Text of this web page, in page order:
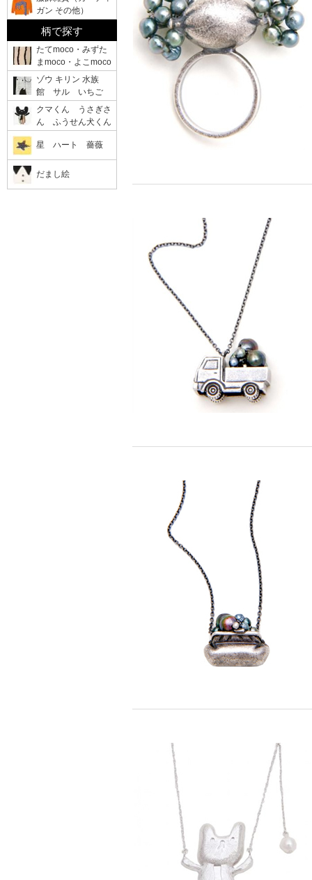
ガン その他）
柄で探す
たてmoco・みずた
まmoco・よこmoco
ゾウ キリン 水族
館 サル いちご
クマくん うさぎさ
ん ふうせん犬くん
星 ハート 薔薇
だまし絵